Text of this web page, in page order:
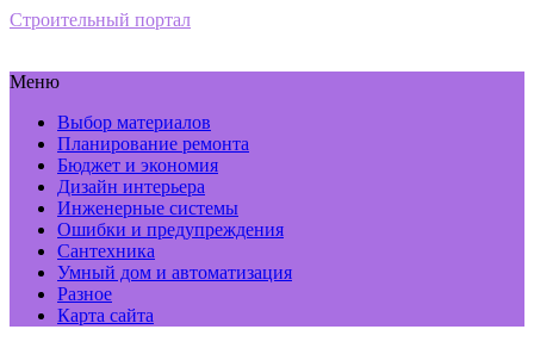
Строительный портал
Меню
Выбор материалов
Планирование ремонта
Бюджет и экономия
Дизайн интерьера
Инженерные системы
Ошибки и предупреждения
Сантехника
Умный дом и автоматизация
Разное
Карта сайта